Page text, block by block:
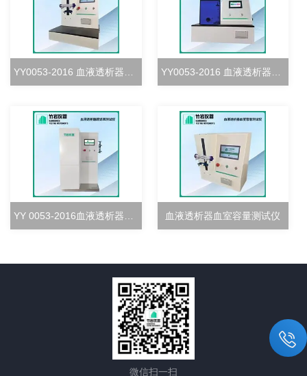
YY0053-2016 血液透析器血室密合度测试仪 YY0053-2016 血液透析器清除率测试仪
YY 0053-2016血液透析器超滤率测试仪 血液透析器血室容量测试仪
微信扫一扫